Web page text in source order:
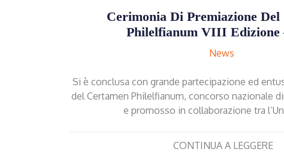
Cerimonia Di Premiazione Del
Philelfianum VIII Edizione
News
Si è conclusa con grande partecipazione ed
del Certamen Philelfianum, concorso nazionale
e promosso in collaborazione tra
CONTINUA A LEGGERE